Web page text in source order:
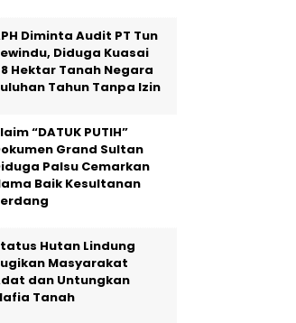
Diminta Audit PT Tun
Diduga Kuasai
Hektar Tanah Negara
Tahun Tanpa Izin
“DATUK PUTIH”
Grand Sultan
Palsu Cemarkan
Baik Kesultanan
Hutan Lindung
Masyarakat
dan Untungkan
Tanah